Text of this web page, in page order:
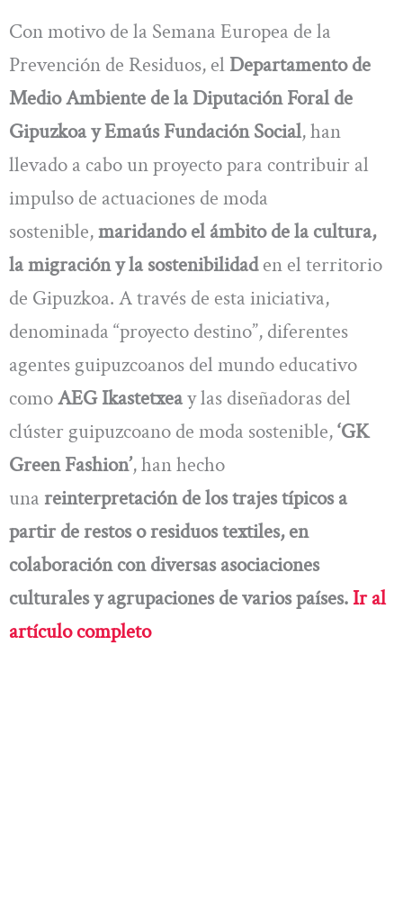
Con motivo de la Semana Europea de la
Prevención de Residuos, el Departamento de
Medio Ambiente de la Diputación Foral de
Gipuzkoa y Emaús Fundación Social, han
llevado a cabo un proyecto para contribuir al
impulso de actuaciones de moda
sostenible,maridando el ámbito de la cultura,
la migración y la sostenibilidaden el territorio
de Gipuzkoa. A través de esta iniciativa,
denominada “proyecto destino”, diferentes
agentes guipuzcoanos del mundo educativo
comoAEG Ikastetxeay las diseñadoras del
clúster guipuzcoano de moda sostenible,‘GK
Green Fashion’, han hecho
una reinterpretación de los trajes típicos a
partir de restos o residuos textiles, en
colaboración con diversas asociaciones
culturales y agrupaciones de varios países. Ir al
artículo completo